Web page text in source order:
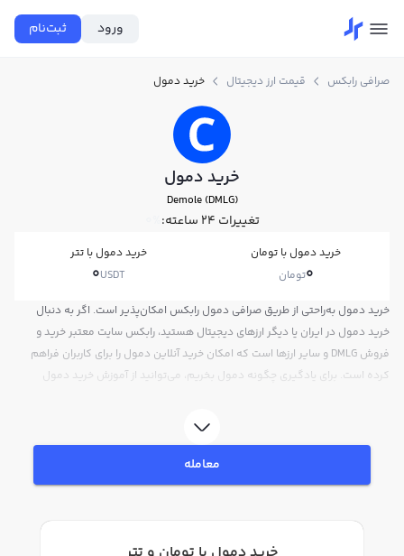
ورود ثبت‌نام
صرافی رابکس قیمت ارز دیجیتال خرید دمول
خرید دمول
Demole (DMLG)
تغییرات ۲۴ ساعته: 0%
خرید دمول با تومان
0تومان
خرید دمول با تتر
0USDT
خرید دمول به‌راحتی از طریق صرافی دمول رابکس امکان‌پذیر است. اگر به دنبال
خرید دمول در ایران یا دیگر ارزهای دیجیتال هستید، رابکس سایت معتبر خرید و
فروش DMLG و سایر ارزها است که امکان خرید آنلاین دمول را برای کاربران فراهم
کرده است. برای یادگیری چگونه دمول بخریم، می‌توانید از آموزش خرید دمول
در بازار رابکس، قیمت لحظه‌ای، نمودار و امکانات فروش دمول نیز در دسترس شما
قرار دارد تا بتوانید تصمیمات بهتری در معاملات خود بگیرید.
معامله